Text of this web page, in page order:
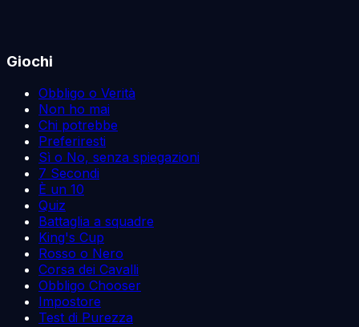
Giochi
Obbligo o Verità
Non ho mai
Chi potrebbe
Preferiresti
Sì o No, senza spiegazioni
7 Secondi
È un 10
Quiz
Battaglia a squadre
King's Cup
Rosso o Nero
Corsa dei Cavalli
Obbligo Chooser
Impostore
Test di Purezza